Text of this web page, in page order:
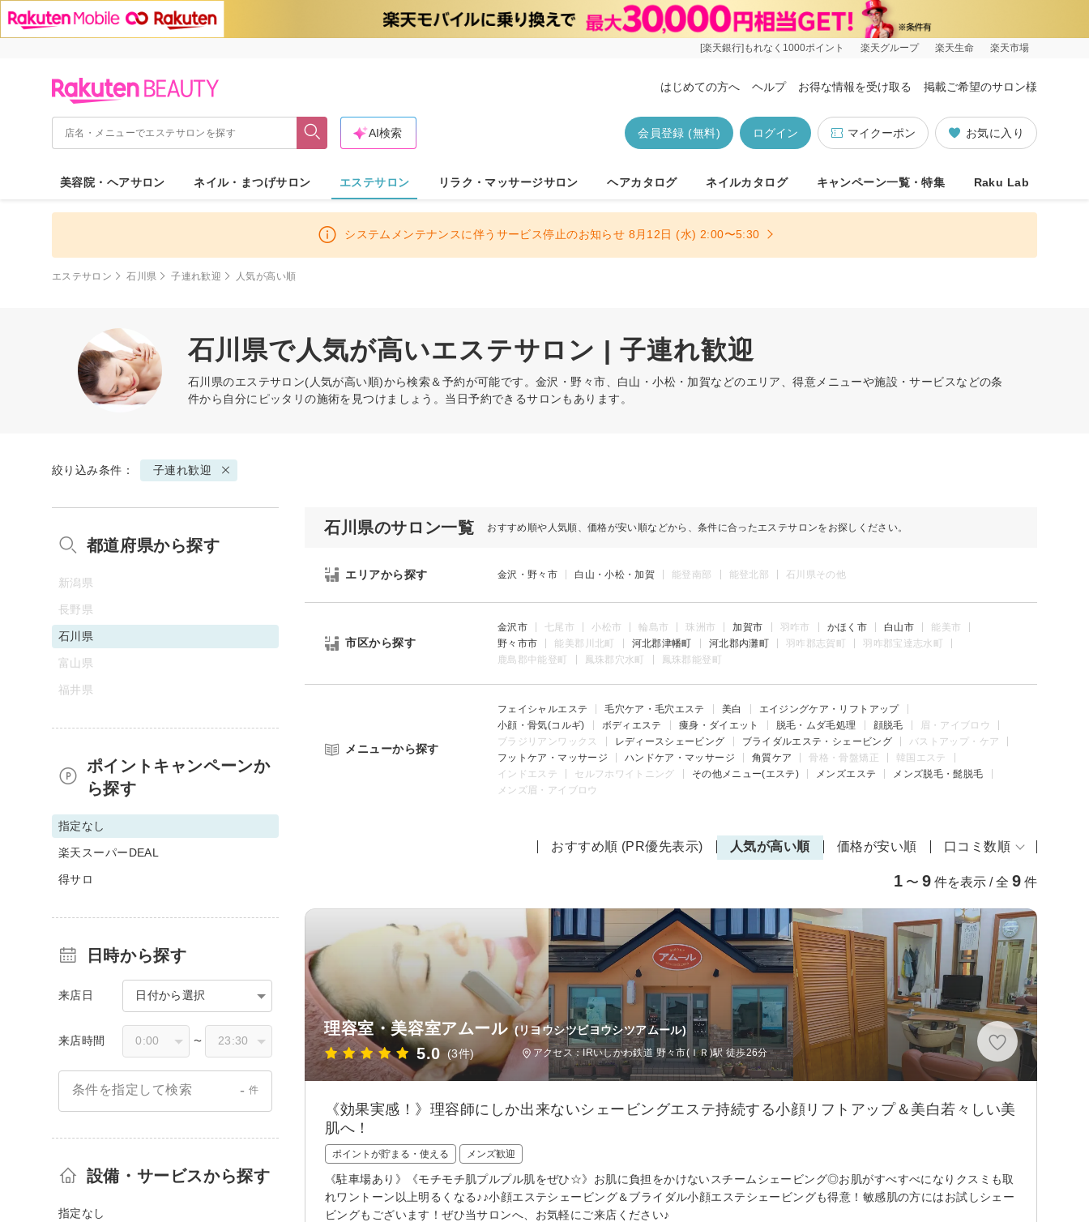
[楽天銀行]もれなく1000ポイント 楽天グループ 楽天生命 楽天市場
はじめての方へ ヘルプ お得な情報を受け取る 掲載ご希望のサロン様
お気に入り
マイクーポン
ログイン
会員登録 (無料)
AI検索
美容院・ヘアサロン ネイル・まつげサロン エステサロン リラク・マッサージサロン ヘアカタログ ネイルカタログ キャンペーン一覧・特集 Raku Lab
システムメンテナンスに伴うサービス停止のお知らせ 8月12日 (水) 2:00〜5:30
エステサロン 石川県 子連れ歓迎 人気が高い順
石川県で人気が高いエステサロン | 子連れ歓迎
石川県のエステサロン(人気が高い順)から検索＆予約が可能です。金沢・野々市、白山・小松・加賀などのエリア、得意メニューや施設・サービスなどの条
件から自分にピッタリの施術を見つけましょう。当日予約できるサロンもあります。
絞り込み条件： 子連れ歓迎
石川県のサロン一覧 おすすめ順や人気順、価格が安い順などから、条件に合ったエステサロンをお探しください。
エリアから探す 金沢・野々市 白山・小松・加賀 能登南部 能登北部 石川県その他
市区から探す
金沢市 七尾市 小松市 輪島市 珠洲市 加賀市 羽咋市 かほく市 白山市
能美市
野々市市
能美郡川北町 河北郡津幡町 河北郡内灘町 羽咋郡志賀町
羽咋郡宝達志水町
鹿島郡中能登町
鳳珠郡穴水町 鳳珠郡能登町
メニューから探す
フェイシャルエステ 毛穴ケア・毛穴エステ 美白
エイジングケア・リフトアップ
小顔・骨気(コルギ)
ボディエステ 痩身・ダイエット 脱毛・ムダ毛処理 顔脱毛
眉・アイブロウ
ブラジリアンワックス
レディースシェービング ブライダルエステ・シェービング
バストアップ・ケア
フットケア・マッサージ
ハンドケア・マッサージ 角質ケア 骨格・骨盤矯正
韓国エステ
インドエステ
セルフホワイトニング その他メニュー(エステ) メンズエステ
メンズ脱毛・髭脱毛
メンズ眉・アイブロウ
おすすめ順 (PR優先表示) 人気が高い順 価格が安い順 口コミ数順
1 〜 9 件を表示 / 全 9 件
理容室・美容室アムール (リヨウシツビヨウシツアムール)
5.0 (3件) アクセス：IRいしかわ鉄道 野々市(ＩＲ)駅 徒歩26分
《効果実感！》理容師にしか出来ないシェービングエステ持続する小顔リフトアップ＆美白若々しい美
肌へ！
ポイントが貯まる・使える メンズ歓迎
《駐車場あり》《モチモチ肌プルプル肌をぜひ☆》お肌に負担をかけないスチームシェービング◎お肌がすべすべになりクスミも取
れワントーン以上明るくなる♪♪小顔エステシェービング＆ブライダル小顔エステシェービングも得意！敏感肌の方にはお試しシェー
ビングもございます！ぜひ当サロンへ、お気軽にご来店ください♪
都道府県から探す
新潟県
長野県
石川県
富山県
福井県
ポイントキャンペーンか
ら探す
指定なし
楽天スーパーDEAL
得サロ
日時から探す
来店日 日付から選択
来店時間 〜
条件を指定して検索 - 件
設備・サービスから探す
指定なし